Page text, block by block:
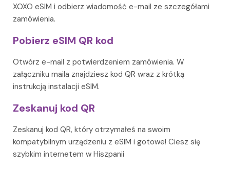
XOXO eSIM i odbierz wiadomość e-mail ze szczegółami
zamówienia.
Pobierz eSIM QR kod
Otwórz e-mail z potwierdzeniem zamówienia. W
załączniku maila znajdziesz kod QR wraz z krótką
instrukcją instalacji eSIM.
Zeskanuj kod QR
Zeskanuj kod QR, który otrzymałeś na swoim
kompatybilnym urządzeniu z eSIM i gotowe! Ciesz się
szybkim internetem w Hiszpanii